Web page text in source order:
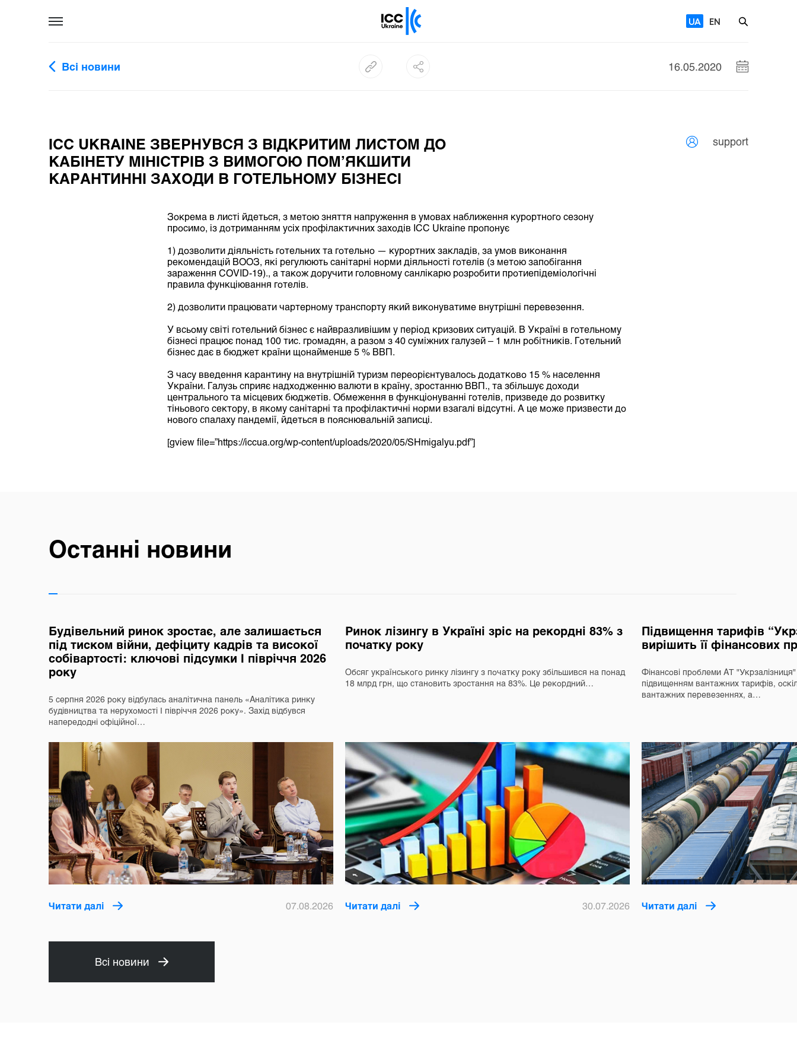
UA EN
Всі новини 16.05.2020
ІСС UKRAINE ЗВЕРНУВСЯ З ВІДКРИТИМ ЛИСТОМ ДО
КАБІНЕТУ МІНІСТРІВ З ВИМОГОЮ ПОМ’ЯКШИТИ
КАРАНТИННІ ЗАХОДИ В ГОТЕЛЬНОМУ БІЗНЕСІ
support
Зокрема в листі йдеться, з метою зняття напруження в умовах наближення курортного сезону
просимо, із дотриманням усіх профілактичних заходів ІСС Ukraine пропонує
1) дозволити діяльність готельних та готельно — курортних закладів, за умов виконання
рекомендацій ВООЗ, які регулюють санітарні норми діяльності готелів (з метою запобігання
зараження COVID-19)., а також доручити головному санлікарю розробити протиепідеміологічні
правила функціювання готелів.
2) дозволити працювати чартерному транспорту який виконуватиме внутрішні перевезення.
У всьому світі готельний бізнес є найвразливішим у період кризових ситуацій. В Україні в готельному
бізнесі працює понад 100 тис. громадян, а разом з 40 суміжних галузей – 1 млн робітників. Готельний
бізнес дає в бюджет країни щонайменше 5 % ВВП.
З часу введення карантину на внутрішній туризм переорієнтувалось додатково 15 % населення
України. Галузь сприяє надходженню валюти в країну, зростанню ВВП., та збільшує доходи
центрального та місцевих бюджетів. Обмеження в функціонуванні готелів, призведе до розвитку
тіньового сектору, в якому санітарні та профілактичні норми взагалі відсутні. А це може призвести до
нового спалаху пандемії, йдеться в пояснювальній записці.
[gview file=”https://iccua.org/wp-content/uploads/2020/05/SHmigalyu.pdf”]
Останні новини
Будівельний ринок зростає, але залишається
під тиском війни, дефіциту кадрів та високої
собівартості: ключові підсумки І півріччя 2026
року
5 серпня 2026 року відбулась аналітична панель «Аналітика ринку
будівництва та нерухомості І півріччя 2026 року». Захід відбувся
напередодні офіційної…
Читати далі 07.08.2026
Ринок лізингу в Україні зріс на рекордні 83% з
початку року
Обсяг українського ринку лізингу з початку року збільшився на понад
18 млрд грн, що становить зростання на 83%. Це рекордний…
Читати далі 30.07.2026
Підвищення тарифів
вирішить її фінансових
Фінансові проблеми АТ
підвищенням вантажних тарифів,
вантажних перевезеннях, а…
Читати далі
Всі новини